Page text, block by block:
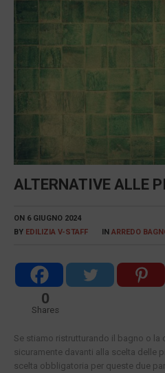
ALTERNATIVE ALLE
ON 6 GIUGNO 2024
BY EDILIZIA V-STAFF IN ARREDO
0
Shares
Se stiamo ristrutturando il bagno o la
sicuramente davanti alla scelta delle
scelta obbligatoria per queste due